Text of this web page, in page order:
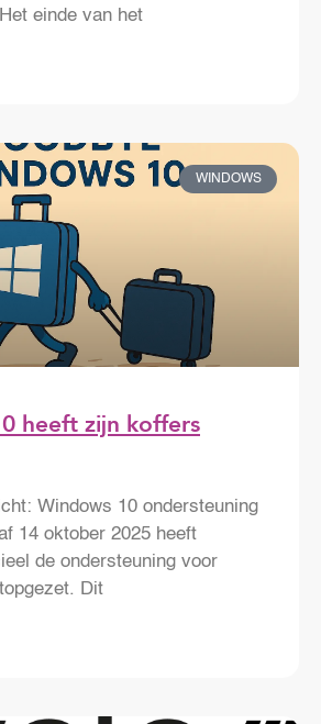
einde van het
WINDOWS
heeft zijn koffers
Windows 10 ondersteuning
14 oktober 2025 heeft
de ondersteuning voor
Dit